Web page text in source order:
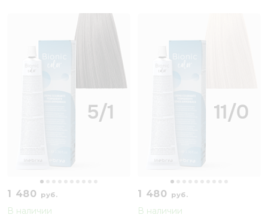
1 480 руб.
В наличии
1 480 руб.
В наличии